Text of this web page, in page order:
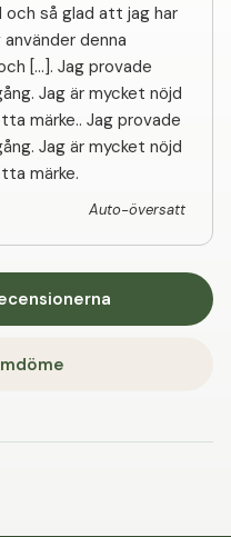
och så glad att jag har
denna
[...]. Jag provade
Jag är mycket nöjd
märke.. Jag provade
Jag är mycket nöjd
märke.
Auto-översatt